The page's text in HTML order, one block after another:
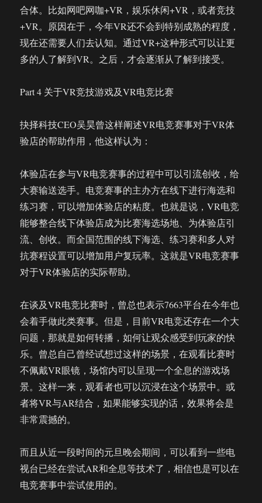
合体。比如网吧网咖+VR，娱乐休闲+VR，或者竞技
+VR。原因在于，今年VR还不会到特别成熟的程度，
现在还需要人们去认知。通过VR+这种形式可以让更
多的人了解到VR。之后，才会逐渐从了解到接受。
Part 4 关于VR竞技游戏及VR电竞比赛
抉择科技CEO吴昊曾这样阐述VR电竞赛事对于VR体
验店的帮助作用，他这样认为：
体验店在参与VR电竞赛事的过程中可以引流创收，给
大赛输送选手。电竞赛事的主办方在线下进行海选和
练习赛，可以增加体验店的粘度。也就是说，VR电竞
能够整合线下体验店成为比赛海选场地、为体验店引
流、创收。而全国范围的线下海选、练习赛和多人对
抗赛程设置可以增加用户复玩率。这就是VR电竞赛事
对于VR体验店的实际帮助。
在谈及VR电竞比赛时，曾总也表示7663平台在今年也
会着手做此类赛事。但是，目前VR电竞还存在一个大
问题，那就是如何转播，如何让观众感受到玩家的快
乐。曾总自己曾经试想过这样的场景，在观看比赛时
不佩戴VR眼镜，场馆内可以呈现一个全息的游戏场
景。这样一来，观看者也可以沉浸在这个场景中。或
者将VR与AR结合，如果能够实现的话，效果将会是
非常震撼的。
而且从近一段时间的元旦晚会期间，可以看到一些电
视台已经在尝试AR和全息等技术了，相信也是可以在
电竞赛事中尝试使用的。